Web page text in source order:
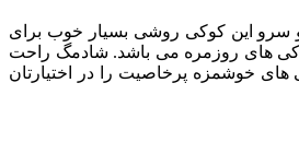
سرو این کوکی روشی بسیار خوب برای
های روزمره می باشد. شادمگ راحت
خوشمزه پرخاصیت را در اختیارتان